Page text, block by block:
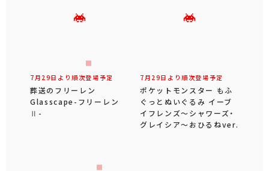
7月29日より順次登場予定
葬送のフリーレン
Glasscape-フリーレン
Ⅱ-
7月29日より順次登場予定
ポケットモンスター もふ
ぐっとぬいぐるみ イーブ
イフレンズ～シャワーズ・
グレイシア～おひるねver.